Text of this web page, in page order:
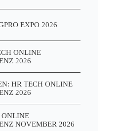
EXPO 2026
ONLINE
2026
HR TECH ONLINE
2026
NOVEMBER 2026